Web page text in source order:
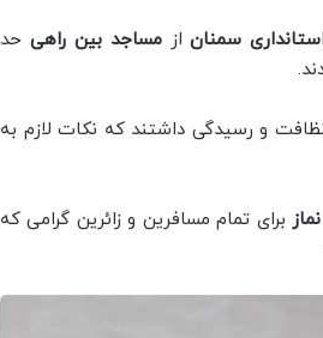
سمنانازمساجد بین راهی حد
و رسیدگی داشتند که نکات لازم به
برای تمام مسافرین و زائرین گرامی که